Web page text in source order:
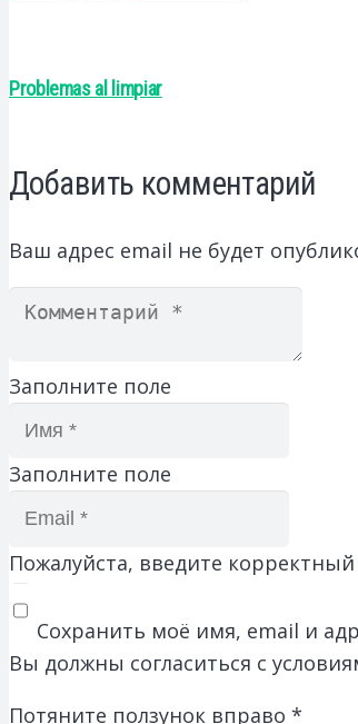
Problemas al limpiar
Добавить комментарий
Ваш адрес email не будет
Заполните поле
Заполните поле
Пожалуйста, введите
Сохранить моё имя, email и
Вы должны согласиться с
Потяните ползунок вправо *